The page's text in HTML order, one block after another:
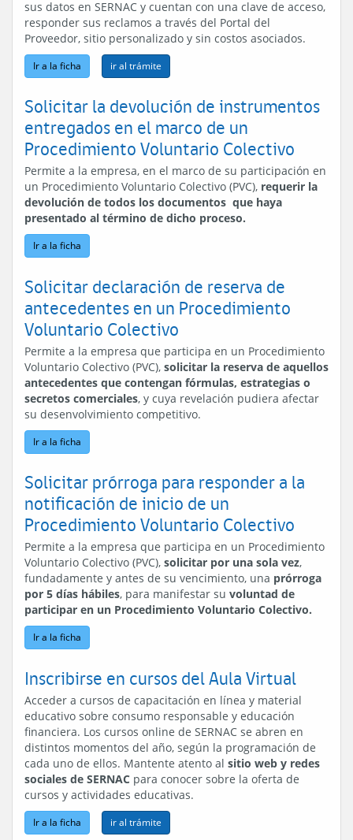
sus datos en SERNAC y cuentan con una clave de acceso,
responder sus reclamos a través del Portal del
Proveedor, sitio personalizado y sin costos asociados.
Ir a la ficha
Solicitar la devolución de instrumentos
entregados en el marco de un
Procedimiento Voluntario Colectivo
Permite a la empresa, en el marco de su participación en
un Procedimiento Voluntario Colectivo (PVC), requerir la
devolución de todos los documentos que haya
presentado al término de dicho proceso.
Ir a la ficha
Solicitar declaración de reserva de
antecedentes en un Procedimiento
Voluntario Colectivo
Permite a la empresa que participa en un Procedimiento
Voluntario Colectivo (PVC), solicitar la reserva de aquellos
antecedentes que contengan fórmulas, estrategias o
secretos comerciales, y cuya revelación pudiera afectar
su desenvolvimiento competitivo.
Ir a la ficha
Solicitar prórroga para responder a la
notificación de inicio de un
Procedimiento Voluntario Colectivo
Permite a la empresa que participa en un Procedimiento
Voluntario Colectivo (PVC), solicitar por una sola vez,
fundadamente y antes de su vencimiento, una prórroga
por 5 días hábiles, para manifestar su voluntad de
participar en un Procedimiento Voluntario Colectivo.
Ir a la ficha
Inscribirse en cursos del Aula Virtual
Acceder a cursos de capacitación en línea y material
educativo sobre consumo responsable y educación
financiera. Los cursos online de SERNAC se abren en
distintos momentos del año, según la programación de
cada uno de ellos. Mantente atento al sitio web y redes
sociales de SERNAC para conocer sobre la oferta de
cursos y actividades educativas.
Ir a la ficha